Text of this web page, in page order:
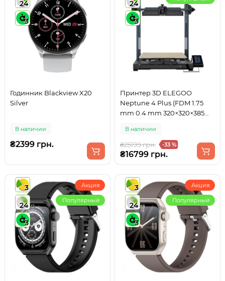
24
3
Годинник Blackview X20
Silver
В наличии
₴2399 грн.
24
3
Принтер 3D ELEGOO
Neptune 4 Plus (FDM 1.75
mm 0.4 mm 320×320×385
В наличии
₴25199 грн. -33 %
₴16799 грн.
3
24
3
Акция
Популярный
3
24
3
Акция
Популярный